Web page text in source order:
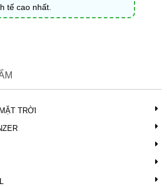
tế cao nhất.
TRỜI